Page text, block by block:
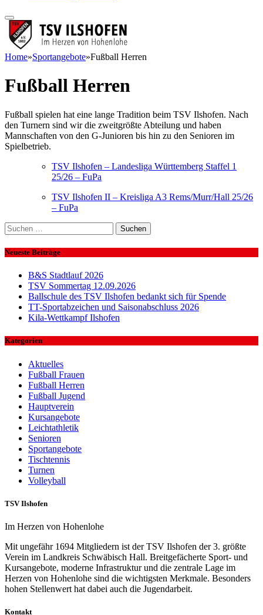
Home»Sportangebote»Fußball Herren
Fußball Herren
Fußball spielen hat eine lange Tradition beim TSV Ilshofen. Nach
den Turnern sind wir die zweitgrößte Abteilung und haben
Mannschaften von den G-Junioren bis hin zu den Senioren im
Spielbetrieb.
TSV Ilshofen – Landesliga Württemberg Staffel 1
25/26 – FuPa
TSV Ilshofen II – Kreisliga A3 Rems/Murr/Hall 25/26
– FuPa
Suchen
nach:
Neueste Beiträge
B&S Stadtlauf 2026
TSV Sommertag 12.09.2026
Ballschule des TSV Ilshofen bedankt sich für Spende
TT-Sportabzeichen und Saisonabschluss 2026
Kila-Wettkampf Ilshofen
Kategorien
Aktuelles
Fußball Frauen
Fußball Herren
Fußball Jugend
Hauptverein
Kursangebote
Leichtathletik
Senioren
Sportangebote
Tischtennis
Turnen
Volleyball
TSV Ilshofen
Im Herzen von Hohenlohe
Mit ungefähr 1694 Mitgliedern ist der TSV Ilshofen der 3. größte
Verein im Landkreis Schwäbisch Hall. Breitgefächerte Sport- und
Kursangebote, moderne Infrastruktur und die zentrale Lage im
Herzen von Hohenlohe sind die wichtigsten Merkmale. Besonders
hohen Stellenwert hat dabei auch die Jugendarbeit.
Kontakt